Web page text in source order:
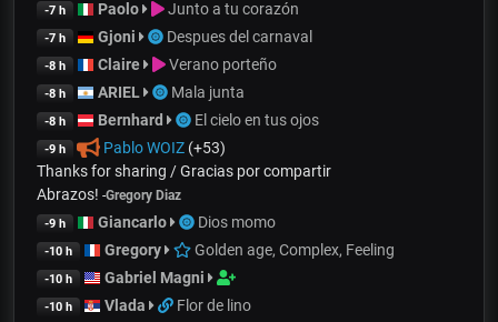
-7 h Paolo Junto a tu corazón
-7 h Gjoni Despues del carnaval
-8 h Claire Verano porteño
-8 h ARIEL Mala junta
-8 h Bernhard El cielo en tus ojos
-9 h Pablo WOIZ(+53)
Thanks for sharing / Gracias por compartir
Abrazos! -Gregory Diaz
-9 h Giancarlo Dios momo
-10 h Gregory Golden age, Complex, Feeling
-10 h Gabriel Magni
-10 h Vlada Flor de lino